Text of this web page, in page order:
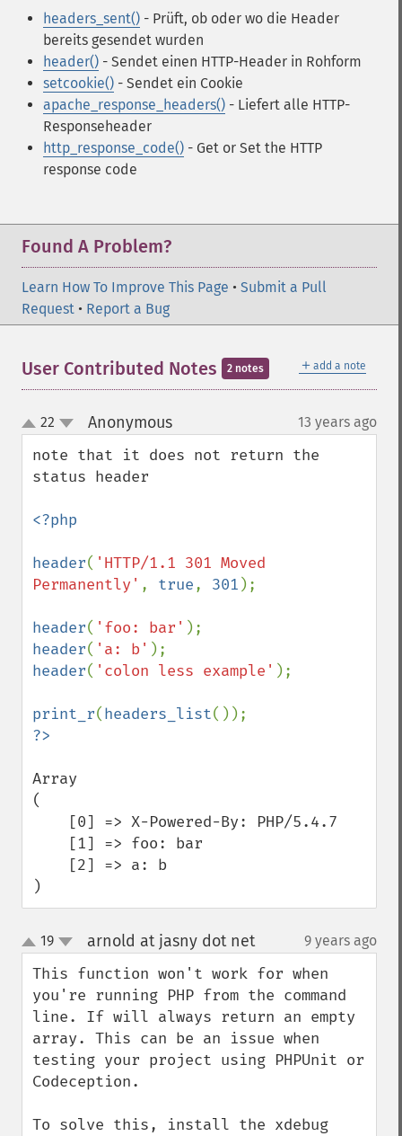
headers_sent() - Prüft, ob oder wo die Header
bereits gesendet wurden
header() - Sendet einen HTTP-Header in Rohform
setcookie() - Sendet ein Cookie
apache_response_headers() - Liefert alle HTTP-
Responseheader
http_response_code() - Get or Set the HTTP
response code
Found A Problem?
Learn How To Improve This Page • Submit a Pull
Request • Report a Bug
＋ add a note
User Contributed Notes 2 notes
up
down
22 Anonymous¶ 13 years ago
note that it does not return the
status header
<?php
header( 'HTTP/1.1 301 Moved
Permanently' , true, 301 );
header( 'foo: bar'
header( 'a: b'
header( 'colon less example' );
print_r(headers_list
Array
(
)
up
down
19 arnold at jasny dot net¶ 9 years ago
This function won't work for when
you're running PHP from the command
line. If will always return an empty
array. This can be an issue when
testing your project using PHPUnit or
Codeception.
To solve this, install the xdebug